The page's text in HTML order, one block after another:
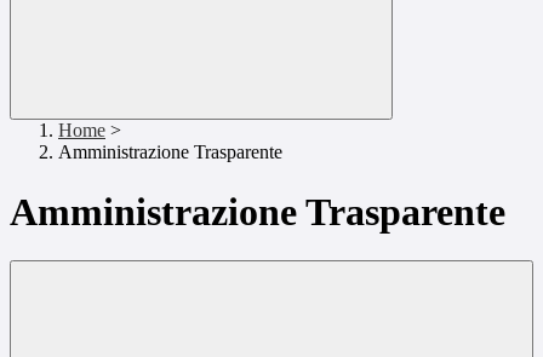
Home >
Amministrazione Trasparente
Amministrazione Trasparente